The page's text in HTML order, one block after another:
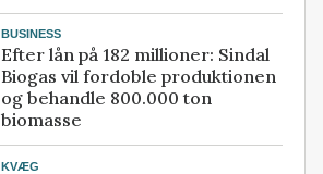
BUSINESS
Efter lån på 182 millioner: Sindal
Biogas vil fordoble produktionen
og behandle 800.000 ton
biomasse
KVÆG